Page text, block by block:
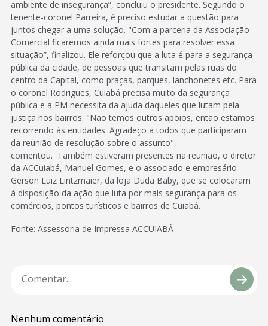
ambiente de insegurança”, concluiu o presidente. Segundo o
tenente-coronel Parreira, é preciso estudar a questão para
juntos chegar a uma solução. "Com a parceria da Associação
Comercial ficaremos ainda mais fortes para resolver essa
situação”, finalizou. Ele reforçou que a luta é para a segurança
pública da cidade, de pessoas que transitam pelas ruas do
centro da Capital, como praças, parques, lanchonetes etc. Para
o coronel Rodrigues, Cuiabá precisa muito da segurança
pública e a PM necessita da ajuda daqueles que lutam pela
justiça nos bairros. "Não temos outros apoios, então estamos
recorrendo às entidades. Agradeço a todos que participaram
da reunião de resolução sobre o assunto",
comentou. Também estiveram presentes na reunião, o diretor
da ACCuiabá, Manuel Gomes, e o associado e empresário
Gerson Luiz Lintzmaier, da loja Duda Baby, que se colocaram
à disposição da ação que luta por mais segurança para os
comércios, pontos turísticos e bairros de Cuiabá.
Fonte: Assessoria de Impressa ACCUIABÁ
Nenhum comentário